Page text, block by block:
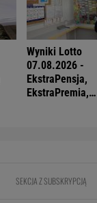
Wyniki Lotto
07.08.2026 -
EkstraPensja,
EkstraPremia,
SEKCJA Z SUBSKRYPCJĄ